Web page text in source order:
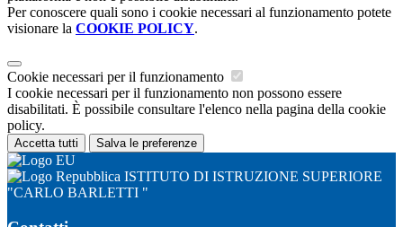
Per conoscere quali sono i cookie necessari al funzionamento potete
visionare la COOKIE POLICY.
Cookie necessari per il funzionamento
I cookie necessari per il funzionamento non possono essere
disabilitati. È possibile consultare l'elenco nella pagina della cookie
policy.
Accetta tutti Salva le preferenze
ISTITUTO DI ISTRUZIONE SUPERIORE
"CARLO BARLETTI "